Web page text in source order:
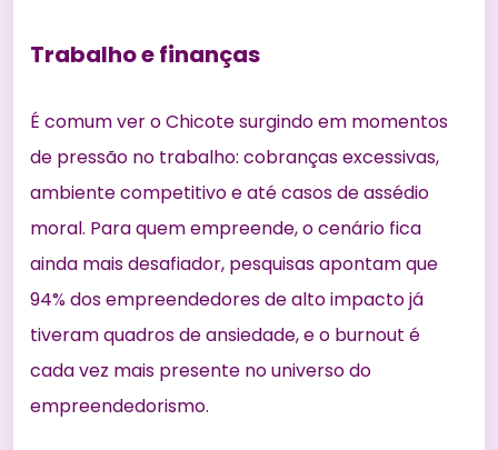
Trabalho e finanças
É comum ver o Chicote surgindo em momentos
de pressão no trabalho: cobranças excessivas,
ambiente competitivo e até casos de assédio
moral. Para quem empreende, o cenário fica
ainda mais desafiador, pesquisas apontam que
94% dos empreendedores de alto impacto já
tiveram quadros de ansiedade, e o burnout é
cada vez mais presente no universo do
empreendedorismo.